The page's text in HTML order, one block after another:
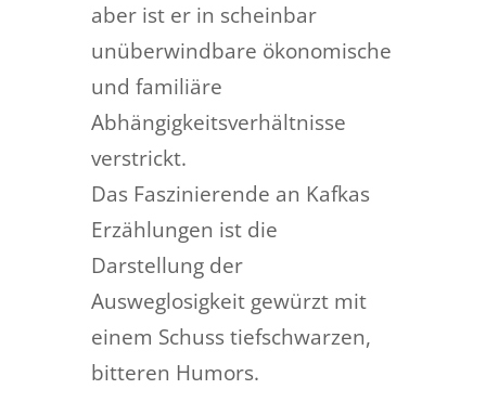
aber ist er in scheinbar
unüberwindbare ökonomische
und familiäre
Abhängigkeitsverhältnisse
verstrickt.
Das Faszinierende an Kafkas
Erzählungen ist die
Darstellung der
Ausweglosigkeit gewürzt mit
einem Schuss tiefschwarzen,
bitteren Humors.